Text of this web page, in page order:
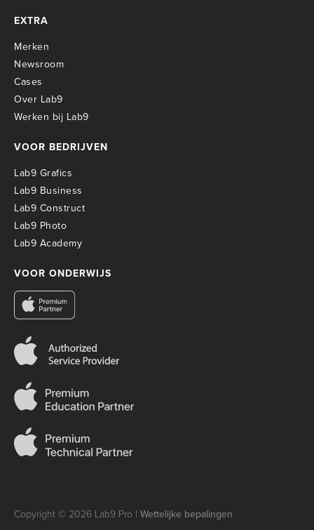
EXTRA
Merken
Newsroom
Cases
Over Lab9
Werken bij Lab9
VOOR BEDRIJVEN
Lab9 Grafics
Lab9 Business
Lab9 Construct
Lab9 Photo
Lab9 Academy
VOOR ONDERWIJS
Copyright © 2026 Lab9 Pro | Wettelijke bepalingen